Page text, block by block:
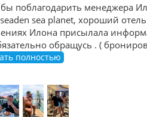
поблагодарить менеджера
sea planet, хороший
Илона присылала
обращусь . (
полностью